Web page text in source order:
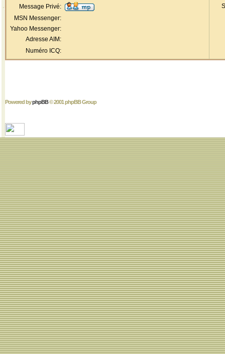
Message Privé:
MSN Messenger:
Yahoo Messenger:
Adresse AIM:
Numéro ICQ:
Powered byphpBB© 2001 phpBB Group